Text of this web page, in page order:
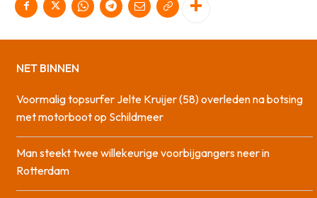
NET BINNEN
Voormalig topsurfer Jelte Kruijer (58) overleden na botsing
met motorboot op Schildmeer
Man steekt twee willekeurige voorbijgangers neer in
Rotterdam